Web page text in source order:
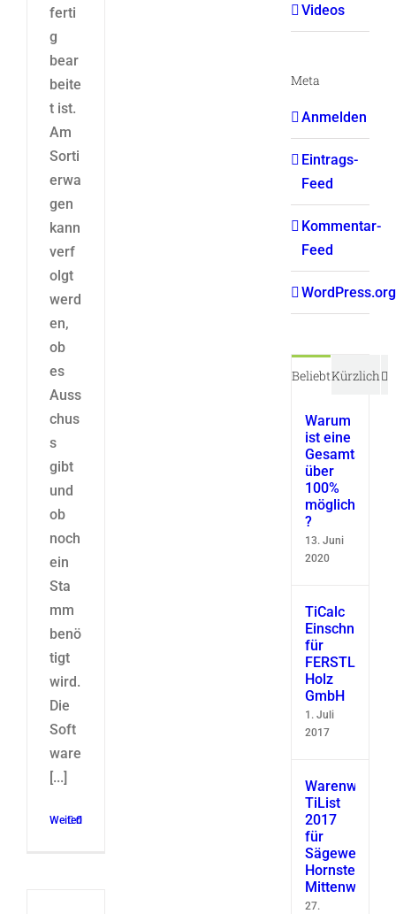
ferti
g
bear
beite
t ist.
Am
Sorti
erwa
gen
kann
verf
olgt
werd
en,
ob
es
Auss
chus
s
gibt
und
ob
noch
ein
Sta
mm
benö
tigt
wird.
Die
Soft
ware
[...]
Weiterlesen
0
Videos
Meta
Anmelden
Eintrags-
Feed
Kommentar-
Feed
WordPress.org
BeliebtKürzlich
Warum
ist eine
über
100%
möglich
?
13. Juni
2020
TiCalc
für
FERSTL
Holz
GmbH
1. Juli
2017
TiList
2017
für
Sägewerk
Hornsteiner
Mittenwald
27.